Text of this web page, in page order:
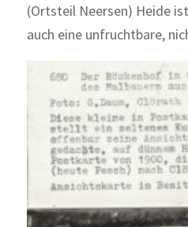
(Ortsteil Neersen) Heide
auch eine unfruchtbare,